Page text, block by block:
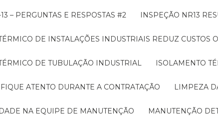
– PERGUNTAS E RESPOSTAS #2 INSPEÇÃO NR13
DE INSTALAÇÕES INDUSTRIAIS REDUZ CUSTOS
DE TUBULAÇÃO INDUSTRIAL ISOLAMENTO
FIQUE ATENTO DURANTE A CONTRATAÇÃO LIMPEZA
NA EQUIPE DE MANUTENÇÃO MANUTENÇÃO